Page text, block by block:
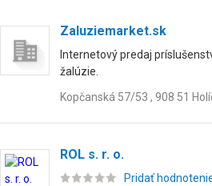
Zaluziemarket.sk
Internetový predaj
žalúzie.
Kopčanská 57/53 , 908 51
ROL s. r. o.
Pridať